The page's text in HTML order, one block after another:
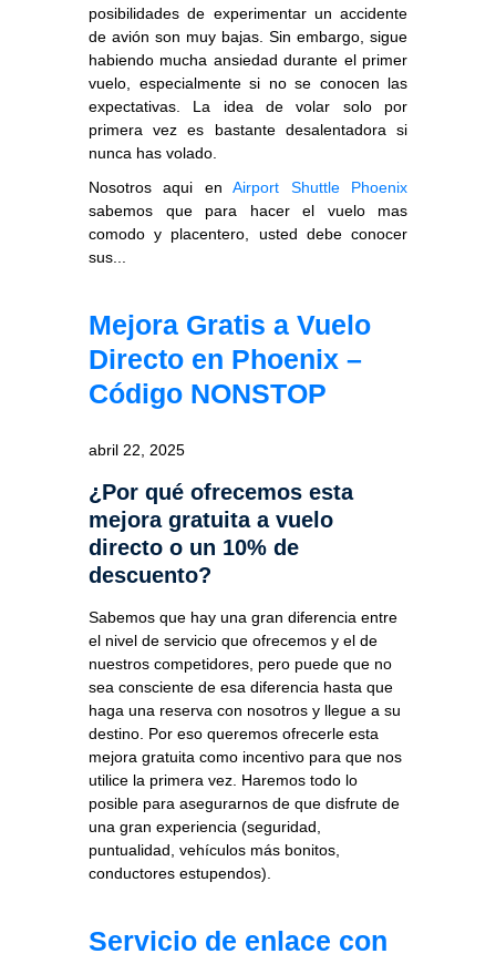
posibilidades de experimentar un accidente
de avión son muy bajas. Sin embargo, sigue
habiendo mucha ansiedad durante el primer
vuelo, especialmente si no se conocen las
expectativas. La idea de volar solo por
primera vez es bastante desalentadora si
nunca has volado.
Nosotros aqui enAirport Shuttle Phoenix
sabemos que para hacer el vuelo mas
comodo y placentero, usted debe conocer
sus...
Mejora Gratis a Vuelo
Directo en Phoenix –
Código NONSTOP
abril 22, 2025
¿Por qué ofrecemos esta
mejora gratuita a vuelo
directo o un 10% de
descuento?
Sabemos que hay una gran diferencia entre
el nivel de servicio que ofrecemos y el de
nuestros competidores, pero puede que no
sea consciente de esa diferencia hasta que
haga una reserva con nosotros y llegue a su
destino. Por eso queremos ofrecerle esta
mejora gratuita como incentivo para que nos
utilice la primera vez. Haremos todo lo
posible para asegurarnos de que disfrute de
una gran experiencia (seguridad,
puntualidad, vehículos más bonitos,
conductores estupendos).
Servicio de enlace con